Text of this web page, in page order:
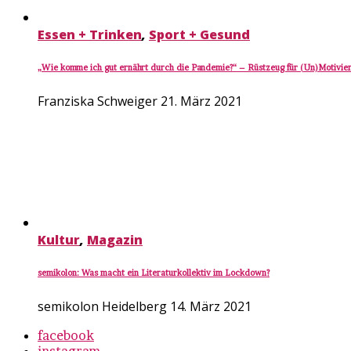
Essen + Trinken, Sport + Gesund
„Wie komme ich gut ernährt durch die Pandemie?“ – Rüstzeug für
Franziska Schweiger 21. März 2021
Kultur, Magazin
semikolon: Was macht ein Literaturkollektiv im Lockdown?
semikolon Heidelberg 14. März 2021
facebook